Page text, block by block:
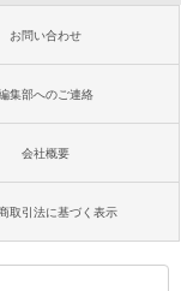
お問い合わせ
集部へのご連絡
会社概要
取引法に基づく表示